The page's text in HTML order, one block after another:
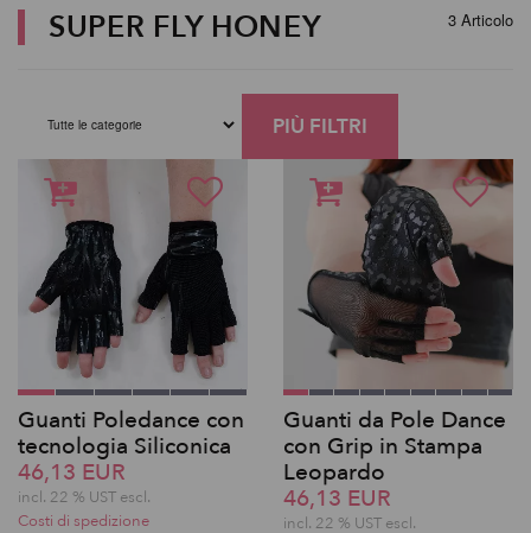
SUPER FLY HONEY 3 Articolo
PIÙ FILTRI
Guanti Poledance con
tecnologia Siliconica
46,13 EUR
incl. 22 % UST escl.
Costi di spedizione
Guanti da Pole Dance
con Grip in Stampa
Leopardo
46,13 EUR
incl. 22 % UST escl.